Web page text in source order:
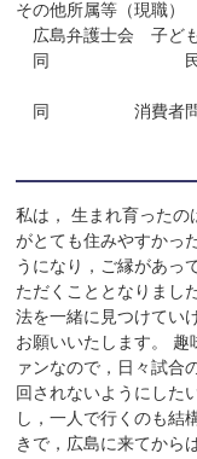
その他所属等（現職）
広島弁護士会
同　　　　　　　　
（家裁
同　　　　　消費
私は， 生まれ育ったの
がとても住みやすかっ
うになり，ご縁があっ
ただくこととなりまし
法を一緒に見つけてい
お願いいたします。 趣
ァンなので，日々試合
回されないようにした
し，一人で行くのも結
きで，広島に来てから